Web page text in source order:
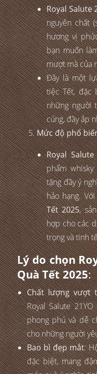
Royal Salute
nguyên chất
hương vị
bạn muốn
mượt mà của
Đây là một
tiệc Tết, đặc
những người
cúng, đầy ắp
Mức độ phổ
Royal Salute
phẩm
tặng đầy ý
hảo hạng.
Tết 2025,
hợp cho các
trọng và tinh
Lý do chọn
Quà Tết 2025:
Chất lượng vượt
Royal Salute
phong phú và dễ
cho những người
Bao bì đẹp mắt:
đặc biệt, mang